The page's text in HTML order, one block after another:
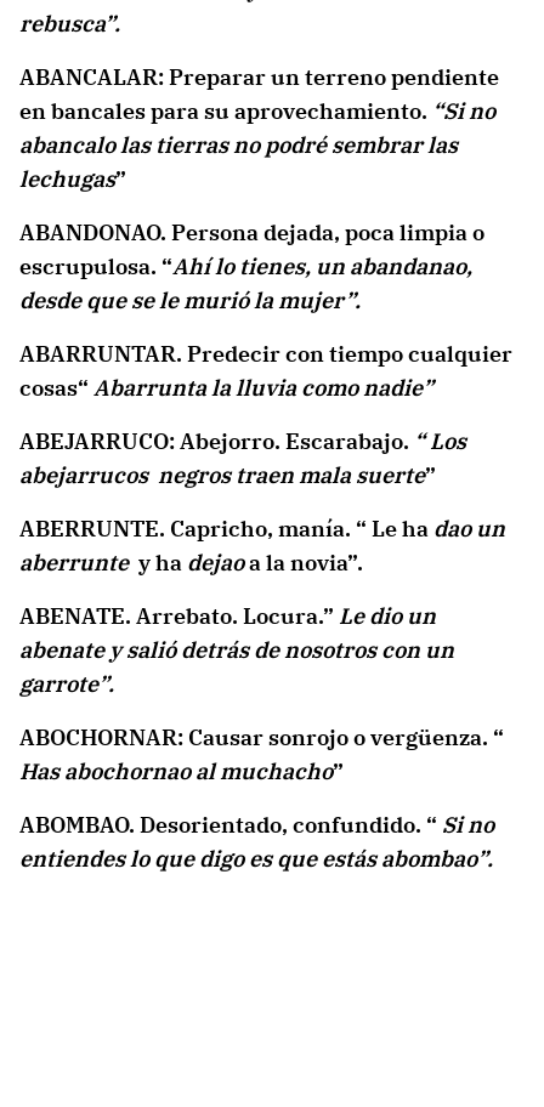
rebusca”.
ABANCALAR: Preparar un terreno pendiente
en bancales para su aprovechamiento. “Si no
abancalo las tierras no podré sembrar las
lechugas”
ABANDONAO. Persona dejada, poca limpia o
escrupulosa. “Ahí lo tienes, un abandanao,
desde que se le murió la mujer”.
ABARRUNTAR. Predecir con tiempo cualquier
cosas“ Abarrunta la lluvia como nadie”
ABEJARRUCO: Abejorro. Escarabajo. “ Los
abejarrucos negros traen mala suerte”
ABERRUNTE. Capricho, manía. “ Le ha dao un
aberruntey ha dejaoa la novia”.
ABENATE. Arrebato. Locura.” Le dio un
abenate y salió detrás de nosotros con un
garrote”.
ABOCHORNAR: Causar sonrojo o vergüenza. “
Has abochornao al muchacho”
ABOMBAO. Desorientado, confundido. “ Si no
entiendes lo que digo es que estás abombao”.